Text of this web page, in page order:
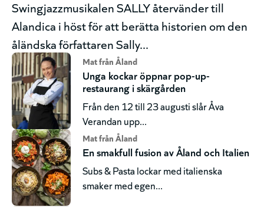
Swingjazzmusikalen SALLY återvänder till
Alandica i höst för att berätta historien om den
åländska författaren Sally...
Mat från Åland
Unga kockar öppnar pop-up-
restaurang i skärgården
Från den 12 till 23 augusti slår Åva
Verandan upp...
Mat från Åland
En smakfull fusion av Åland och Italien
Subs & Pasta lockar med italienska
smaker med egen...